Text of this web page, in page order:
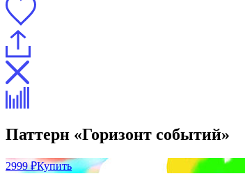
Паттерн «Горизонт событий»
2999 ₽Купить